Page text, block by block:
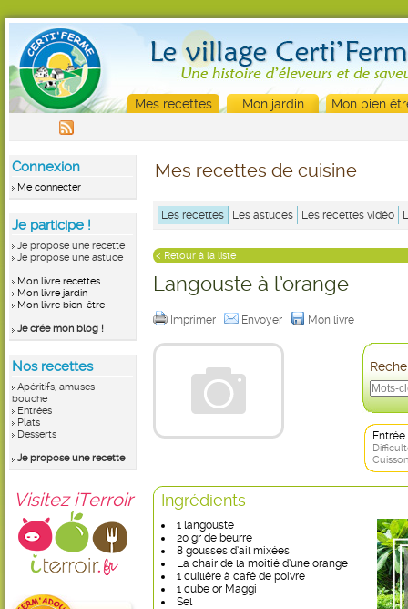
Mes recettes Mon jardin Mon bien
Connexion
Me connecter
Je participe !
Je propose une recette
Je propose une astuce
Mon livre recettes
Mon livre jardin
Mon livre bien-être
Je crée mon blog !
Nos recettes
Apéritifs, amuses
bouche
Entrées
Plats
Desserts
Je propose une recette
Visitez iTerroir
Mes recettes de cuisine
Les recettes Les astuces Les recettes vidéo
< Retour à la liste
Langouste à l’orange
Imprimer Envoyer Mon livre
Entrée
Ingrédients
1 langouste
20 gr de beurre
8 gousses d’ail mixées
La chair de la moitié d’une orange
1 cuillère à café de poivre
1 cube or Maggi
Sel